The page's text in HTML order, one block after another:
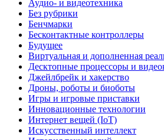
Аудио- и видеотехника
Без рубрики
Бенчмарки
Бесконтактные контроллеры
Будущее
Виртуальная и дополненная
Десктопные процессоры и
Джейлбрейк и хакерство
Дроны, роботы и биоботы
Игры и игровые приставки
Инновационные технологии
Интернет вещей (IoT)
Искусственный интеллект